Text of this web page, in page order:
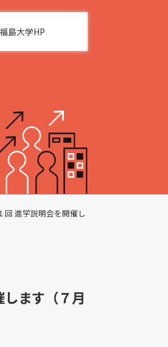
福島大学HP
進学説明会を開催し
ます（７月